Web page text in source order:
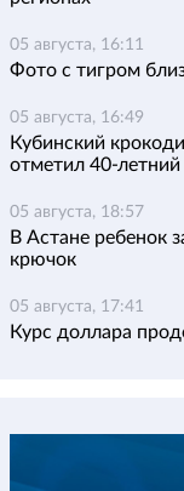
05 августа, 16:11
Фото с тигром
05 августа, 16:49
Кубинский
отметил 40-
05 августа, 18:57
В Астане ребенок
крючок
05 августа, 17:41
Курс доллара